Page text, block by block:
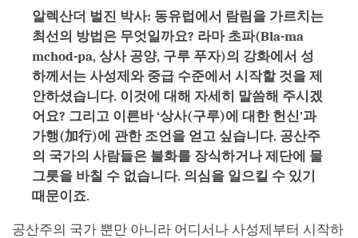
알렉산더 벌진 박사: 동유럽에서 람림을 가르치는
최선의 방법은 무엇일까요? 라마 초파(Bla-ma
mchod-pa, 상사 공양, 구루 푸자)의 강화에서 성
하께서는 사성제와 중급 수준에서 시작할 것을 제
안하셨습니다. 이것에 대해 자세히 말씀해 주시겠
어요? 그리고 이른바 ‘상사(구루)에 대한 헌신’과
가행(加行)에 관한 조언을 얻고 싶습니다. 공산주
의 국가의 사람들은 불화를 장식하거나 제단에 물
그릇을 바칠 수 없습니다. 의심을 일으킬 수 있기
때문이죠.
공산주의 국가 뿐만 아니라 어디서나 사성제부터 시작하